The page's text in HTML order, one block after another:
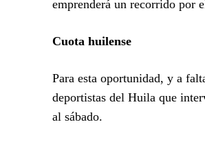
emprenderá un recorrido por
Cuota huilense
Para esta oportunidad, y a
deportistas del Huila que
al sábado.